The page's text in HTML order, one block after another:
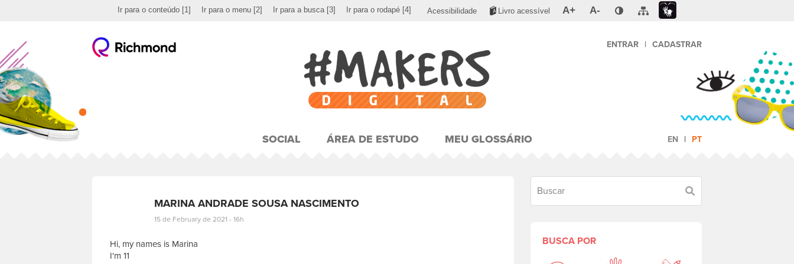
Ir para o conteúdo [1] Ir para o menu [2] Ir para a busca [3] Ir para o rodapé [4] Acessibilidade Livro acessível A+ A-
ENTRAR | CADASTRAR
SOCIAL ÁREA DE ESTUDO MEU GLOSSÁRIO EN PT
MARINA ANDRADE SOUSA NASCIMENTO
15 de February de 2021 - 16h
Hi, my names is Marina
I'm 11
Buscar
BUSCA POR